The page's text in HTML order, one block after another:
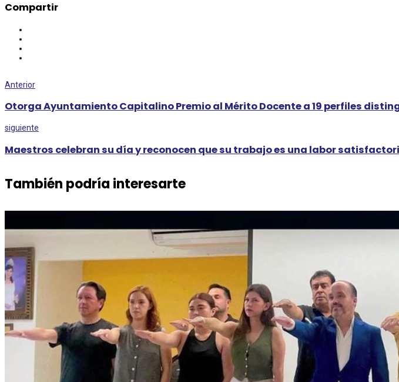
Compartir
Anterior
Otorga Ayuntamiento Capitalino Premio al Mérito Docente a 19 perfiles
siguiente
Maestros celebran su día y reconocen que su trabajo es una labor
También podría interesarte